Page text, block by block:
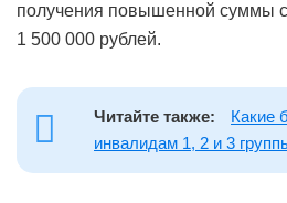
получения повышенной суммы
1 500 000 рублей.
Читайте также:
Какие
инвалидам 1, 2 и 3